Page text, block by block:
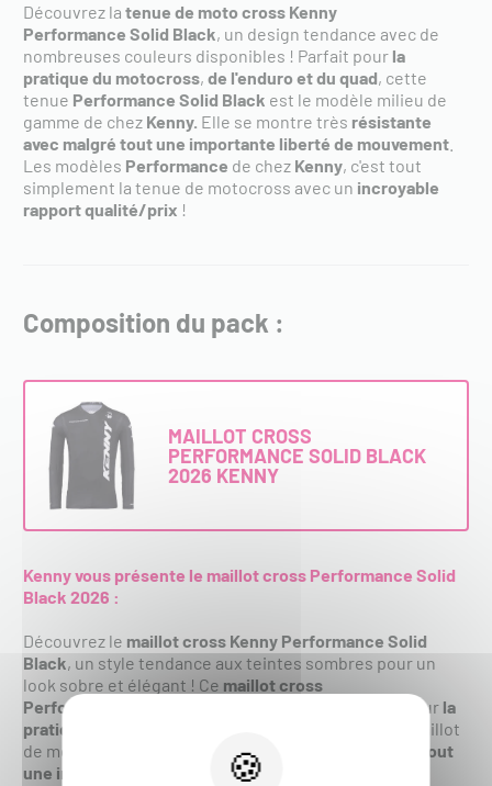
Découvrez latenue de moto cross Kenny
Performance Solid Black, un design tendance avec de
nombreuses couleurs disponibles ! Parfait pour la
pratique du motocross, de l'enduro et du quad, cette
tenue Performance Solid Black est le modèle milieu de
gamme de chez Kenny. Elle se montre très résistante
avec malgré tout une importante liberté de mouvement
Les modèles Performance de chez Kenny, c'est tout
simplement la tenue de motocross avec un incroyable
rapport qualité/prix !
Composition du pack :
MAILLOT CROSS
PERFORMANCE SOLID BLACK
2026 KENNY
Kenny vous présente le maillot cross Performance Solid
Black 2026 :
Découvrez le maillot cross Kenny Performance Solid
Black, un style tendance aux teintes sombres pour un
look sobre et élégant ! Ce maillot cross
Performance Solid Black
est idéal pour la
pratique du motocross
, ce maillot
de motocross se montre trèsrésistant avec malgré tout
une importante liberté de mouvement